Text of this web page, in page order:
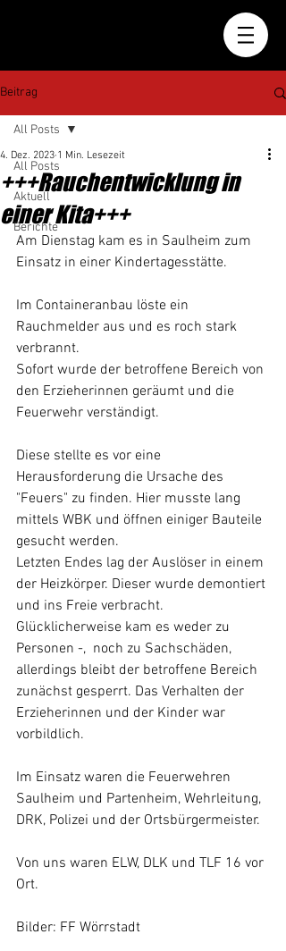
Beitrag
All Posts
Aktuell
Berichte
All Posts
+++Rauchentwicklung in
einer Kita+++
4. Dez. 2023 1 Min. Lesezeit
Am Dienstag kam es in Saulheim zum
Einsatz in einer Kindertagesstätte.
Im Containeranbau löste ein
Rauchmelder aus und es roch stark
verbrannt.
Sofort wurde der betroffene Bereich von
den Erzieherinnen geräumt und die
Feuerwehr verständigt.
Diese stellte es vor eine
Herausforderung die Ursache des
"Feuers" zu finden. Hier musste lang
mittels WBK und öffnen einiger Bauteile
gesucht werden.
Letzten Endes lag der Auslöser in einem
der Heizkörper. Dieser wurde demontiert
und ins Freie verbracht.
Glücklicherweise kam es weder zu
Personen -,  noch zu Sachschäden,
allerdings bleibt der betroffene Bereich
zunächst gesperrt. Das Verhalten der
Erzieherinnen und der Kinder war
vorbildlich.
Im Einsatz waren die Feuerwehren
Saulheim und Partenheim, Wehrleitung,
DRK, Polizei und der Ortsbürgermeister.
Von uns waren ELW, DLK und TLF 16 vor
Ort.
Bilder: FF Wörrstadt